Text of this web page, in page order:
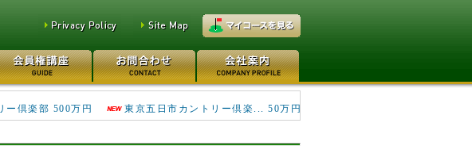
ークラブ 70万円
キングフィールズゴルフク... 690万円
ー倶楽部 500万円 東京五日市カントリー倶楽... 50万円